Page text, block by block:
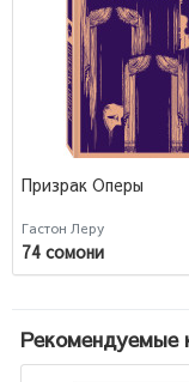
Призрак Оперы
Гастон Леру
74 сомони
Рекомендуемые